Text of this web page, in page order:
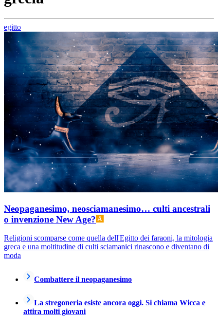
egitto
Neopaganesimo, neosciamanesimo… culti ancestrali
o invenzione New Age?
Religioni scomparse come quella dell'Egitto dei faraoni, la mitologia
greca e una moltitudine di culti sciamanici rinascono e diventano di
moda
Combattere il neopaganesimo
La stregoneria esiste ancora oggi. Si chiama Wicca e
attira molti giovani